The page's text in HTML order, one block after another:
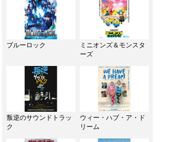
ブルーロック
ミニオンズ＆モンスタ
ーズ
叛逆のサウンドトラッ
ク
ウィー・ハブ・ア・ド
リーム